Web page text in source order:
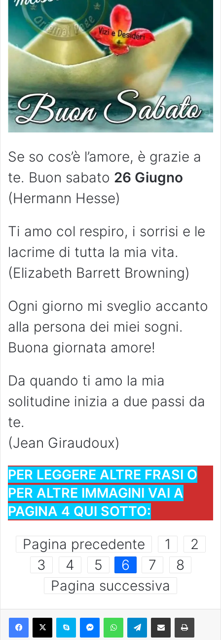
Se so cos’è l’amore, è grazie a
te. Buon sabato 26 Giugno
(Hermann Hesse)
Ti amo col respiro, i sorrisi e le
lacrime di tutta la mia vita.
(Elizabeth Barrett Browning)
Ogni giorno mi sveglio accanto
alla persona dei miei sogni.
Buona giornata amore!
Da quando ti amo la mia
solitudine inizia a due passi da
te.
(Jean Giraudoux)
PER LEGGERE ALTRE FRASI O
PER ALTRE IMMAGINI VAI A
PAGINA 4 QUI SOTTO:
Pagina precedente 1
2
3
4 5 6 7
8
Pagina successiva